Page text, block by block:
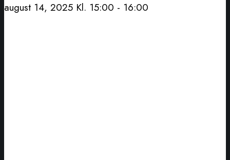
august 14, 2025 Kl. 15:00 - 16:00